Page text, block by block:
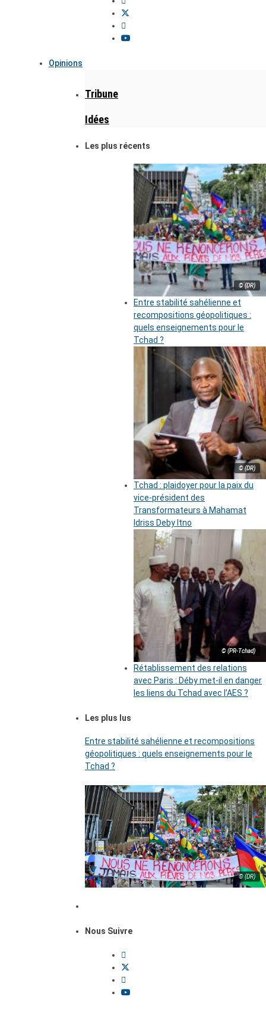
Opinions
Tribune
Idées
Les plus récents
© (DR)
Entre stabilité sahélienne et
recompositions géopolitiques :
quels enseignements pour le
Tchad ?
© (DR)
Tchad : plaidoyer pour la paix du
vice-président des
Transformateurs à Mahamat
Idriss Deby Itno
© (PR-Tchad)
Rétablissement des relations
avec Paris : Déby met-il en danger
les liens du Tchad avec l’AES ?
Les plus lus
Entre stabilité sahélienne et recompositions
géopolitiques : quels enseignements pour le
Tchad ?
© (DR)
Nous Suivre